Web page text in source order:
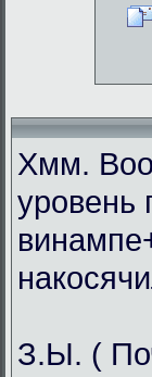
Хмм.
уровень
З.Ы. (